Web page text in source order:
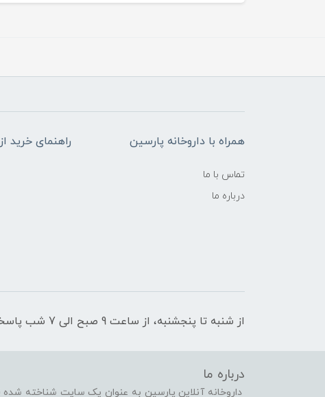
همراه با داروخانه پارسین
تماس با ما
درباره ما
راهنمای خرید
از شنبه تا پنجشنبه، از ساعت 9 صبح الی 7 شب پاسخگوی شما هستیم
درباره ما
داروخانه آنلاین پارسین به عنوان یک سایت شناخته شده